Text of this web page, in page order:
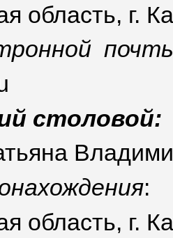
область, г.
столовой:
:
область, г.